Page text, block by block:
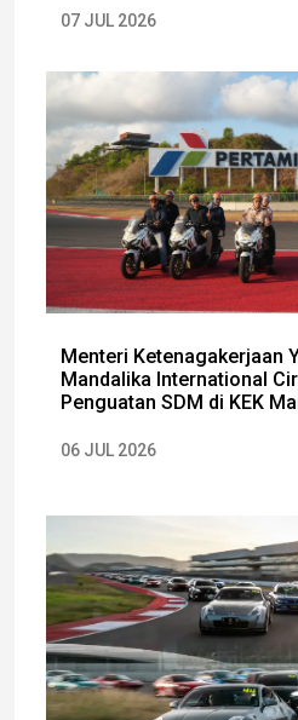
07 JUL 2026
Menteri Ketenagakerjaan
Mandalika International
Penguatan SDM di KEK
06 JUL 2026